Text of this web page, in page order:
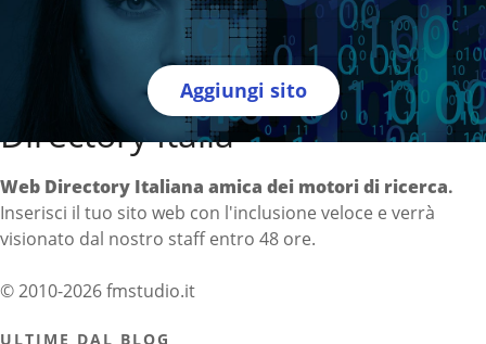
Aggiungi sito
Directory Italia
Web Directory Italiana amica dei motori di ricerca.
Inserisci il tuo sito web con l'inclusione veloce e verrà
visionato dal nostro staff entro 48 ore.
© 2010-2026 fmstudio.it
ULTIME DAL BLOG